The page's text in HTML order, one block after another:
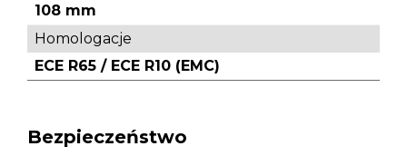
108 mm
Homologacje
ECE R65 / ECE R10 (EMC)
Bezpieczeństwo